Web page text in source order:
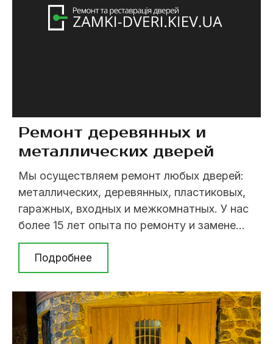
Ремонт деревянных и
металлических дверей
Мы осуществляем ремонт любых дверей:
металлических, деревянных, пластиковых,
гаражных, входных и межкомнатных. У нас
более 15 лет опыта по ремонту и замене
дверей в Киеве. В случае возникновения
вопросов, позвоните (063) 237 07 79; (098)
394 62 08; (044) 237 07 79. Со временем
материал двери изнашивается и дверь
может получить значительные
повреждения и ...
Подробнее